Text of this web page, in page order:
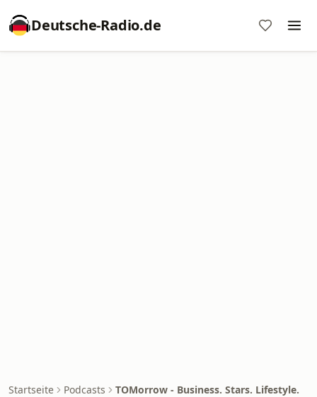
Deutsche-Radio.de
Startseite Podcasts TOMorrow - Business. Stars. Lifestyle.